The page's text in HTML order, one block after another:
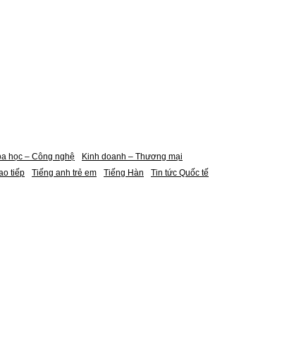
học – Công nghệ
Kinh doanh – Thương mại
tiếp Tiếng anh trẻ em Tiếng Hàn
Tin tức Quốc tế